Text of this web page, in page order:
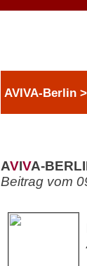
AVIVA-Berlin
AVIVA-
Beitrag vom